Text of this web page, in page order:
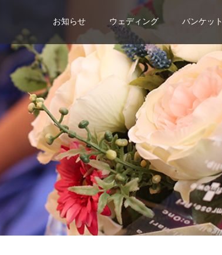
お知らせ ウェディング バンケット